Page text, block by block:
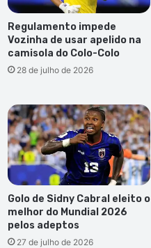
Regulamento impede
Vozinha de usar apelido na
camisola do Colo-Colo
28 de julho de 2026
Golo de Sidny Cabral eleito o
melhor do Mundial 2026
pelos adeptos
27 de julho de 2026